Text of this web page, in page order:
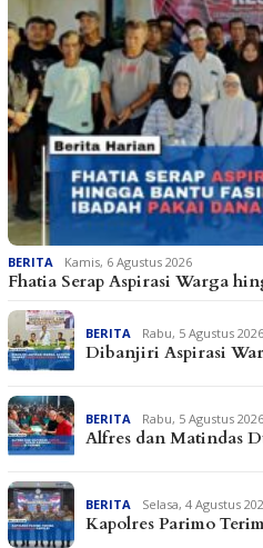
BERITA Kamis, 6 Agustus 2026
Fhatia Serap Aspirasi Warga
BERITA Rabu, 5 Agustus 2026
Dibanjiri Aspirasi
BERITA Rabu, 5 Agustus 2026
Alfres dan Matindas
BERITA Selasa, 4 Agustus
Kapolres Parimo